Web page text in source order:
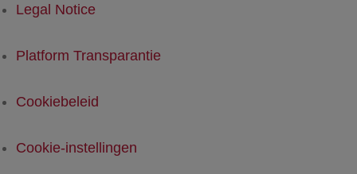
Legal Notice
Platform Transparantie
Cookiebeleid
Cookie-instellingen